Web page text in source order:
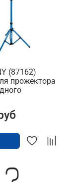
(87162)
прожектора